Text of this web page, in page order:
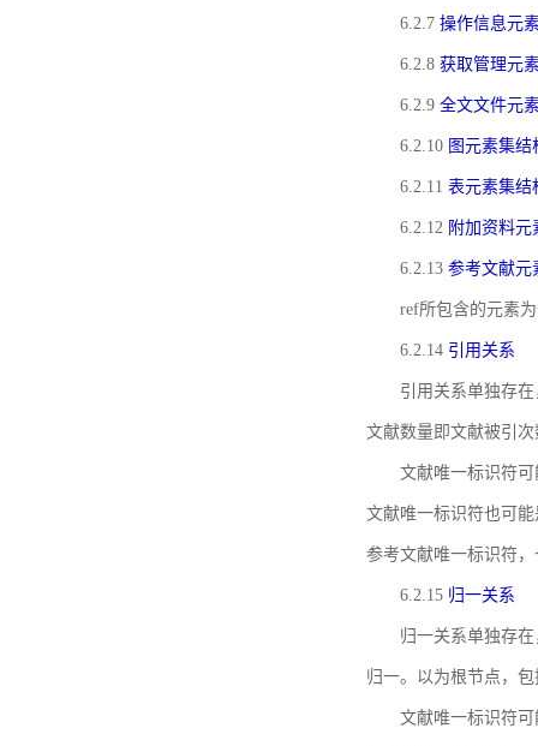
6.2.7 操作信息元
6.2.8 获取管理元
6.2.9 全文文件元
6.2.10 图元素集结
6.2.11 表元素集结
6.2.12 附加资料元
6.2.13 参考文献元
ref所包含的元素
6.2.14 引用关系
引用关系单独存
文献数量即文献被引
文献唯一标识符
文献唯一标识符也可
参考文献唯一标识符
6.2.15 归一关系
归一关系单独存
归一。以为根节点，
文献唯一标识符